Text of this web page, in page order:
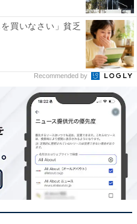
買いなさい」貧乏
Recommended by